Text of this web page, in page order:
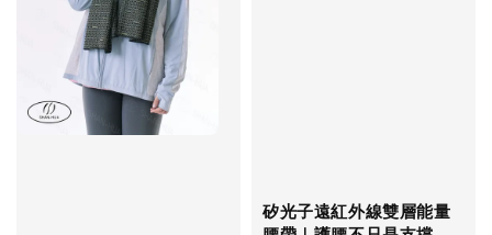
矽光子遠紅外線雙層能量